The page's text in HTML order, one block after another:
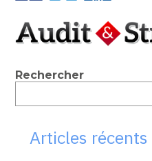
Aller
Blog
sidebar
Rechercher
Articles récents